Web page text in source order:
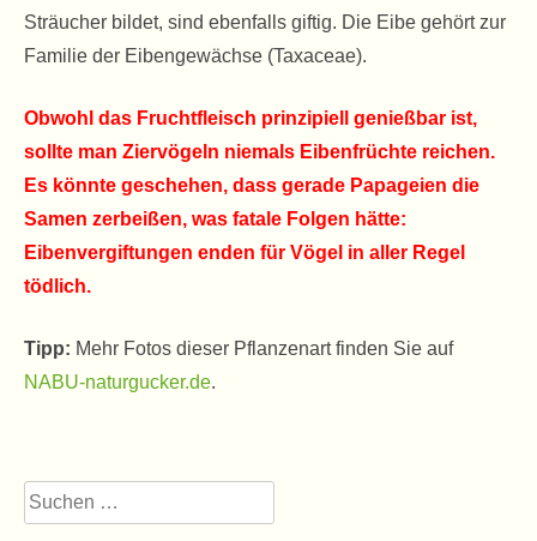
Sträucher bildet, sind ebenfalls giftig. Die Eibe gehört zur
Familie der Eibengewächse (Taxaceae).
Obwohl das Fruchtfleisch prinzipiell genießbar ist,
sollte man Ziervögeln niemals Eibenfrüchte reichen.
Es könnte geschehen, dass gerade Papageien die
Samen zerbeißen, was fatale Folgen hätte:
Eibenvergiftungen enden für Vögel in aller Regel
tödlich.
Tipp: Mehr Fotos dieser Pflanzenart finden Sie auf
NABU-naturgucker.de.
Suchen
nach: